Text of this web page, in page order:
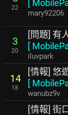
22
[
mary92206
3
20
[問題] 有
[
iluvpark
14
18
[情報] 悠
[
wanubz9v
[情報] 街